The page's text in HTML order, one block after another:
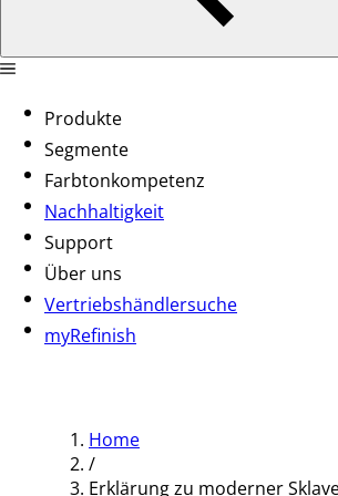
Produkte
Segmente
Farbtonkompetenz
Nachhaltigkeit
Support
Über uns
Vertriebshändlersuche
myRefinish
Home
/
Erklärung zu moderner